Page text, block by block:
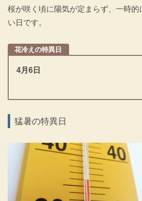
桜が咲く頃に陽気が定まらず、一時的
い日です。
花冷えの特異日
4月6日
猛暑の特異日